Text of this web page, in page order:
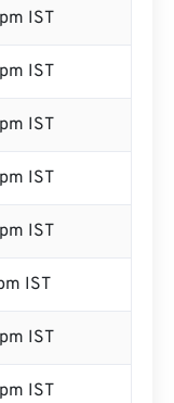
IST
IST
IST
IST
IST
IST
IST
IST